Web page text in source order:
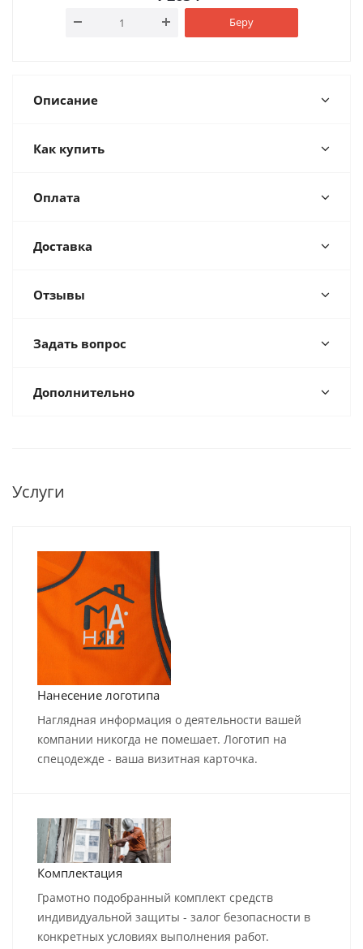
Беру
Описание
Как купить
Оплата
Доставка
Отзывы
Задать вопрос
Дополнительно
Услуги
Нанесение логотипа
Наглядная информация о деятельности вашей
компании никогда не помешает. Логотип на
спецодежде - ваша визитная карточка.
Комплектация
Грамотно подобранный комплект средств
индивидуальной защиты - залог безопасности в
конкретных условиях выполнения работ.